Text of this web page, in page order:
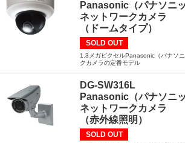
Panasonic（パナソニ
ネットワークカメラ
（ドームタイプ）
SOLD OUT
1.3メガピクセルPanasonic（パナソ
クカメラの定番モデル
DG-SW316L
Panasonic（パナソニ
ネットワークカメラ
（赤外線照明）
SOLD OUT